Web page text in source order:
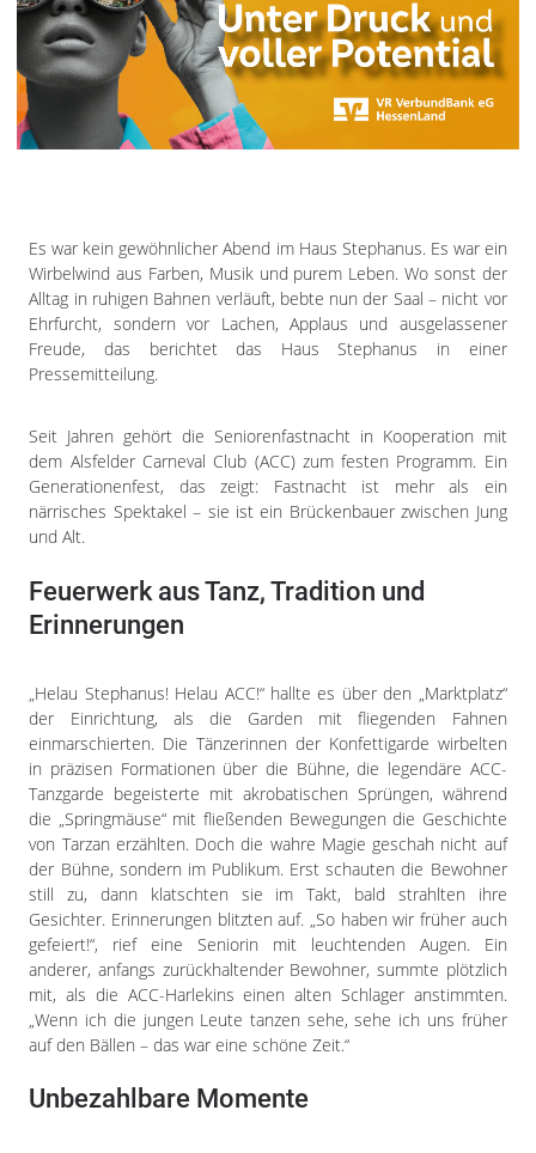
Schwalm
Fulda
Gießen
Es war kein gewöhnlicher Abend im Haus Stephanus. Es war ein
Wirbelwind aus Farben, Musik und purem Leben. Wo sonst der
Alltag in ruhigen Bahnen verläuft, bebte nun der Saal – nicht vor
Ehrfurcht, sondern vor Lachen, Applaus und ausgelassener
Freude, das berichtet das Haus Stephanus in einer
Pressemitteilung.
Seit Jahren gehört die Seniorenfastnacht in Kooperation mit
dem Alsfelder Carneval Club (ACC) zum festen Programm. Ein
Generationenfest, das zeigt: Fastnacht ist mehr als ein
närrisches Spektakel – sie ist ein Brückenbauer zwischen Jung
und Alt.
Feuerwerk aus Tanz, Tradition und
Erinnerungen
„Helau Stephanus! Helau ACC!“ hallte es über den „Marktplatz“
der Einrichtung, als die Garden mit fliegenden Fahnen
einmarschierten. Die Tänzerinnen der Konfettigarde wirbelten
in präzisen Formationen über die Bühne, die legendäre ACC-
Tanzgarde begeisterte mit akrobatischen Sprüngen, während
die „Springmäuse“ mit fließenden Bewegungen die Geschichte
von Tarzan erzählten. Doch die wahre Magie geschah nicht auf
der Bühne, sondern im Publikum. Erst schauten die Bewohner
still zu, dann klatschten sie im Takt, bald strahlten ihre
Gesichter. Erinnerungen blitzten auf. „So haben wir früher auch
gefeiert!“, rief eine Seniorin mit leuchtenden Augen. Ein
anderer, anfangs zurückhaltender Bewohner, summte plötzlich
mit, als die ACC-Harlekins einen alten Schlager anstimmten.
„Wenn ich die jungen Leute tanzen sehe, sehe ich uns früher
auf den Bällen – das war eine schöne Zeit.“
Unbezahlbare Momente